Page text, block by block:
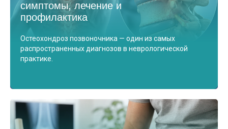
симптомы, лечение и
профилактика
Остеохондроз позвоночника — один из самых
распространенных диагнозов в неврологической
практике.